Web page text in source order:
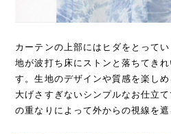
カーテンの上部にはヒダをとって
地が波打ち床にストンと落ちてき
す。生地のデザインや質感を楽し
大げさすぎないシンプルなお仕立
の重なりによって外からの視線を遮